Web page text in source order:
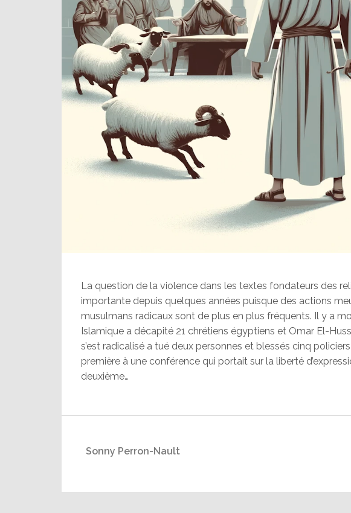
La question de la violence dans les textes fondateurs des
importante depuis quelques années puisque des actions
musulmans radicaux sont de plus en plus fréquents. Il y a
Islamique a décapité 21 chrétiens égyptiens et Omar El-
s’est radicalisé a tué deux personnes et blessés cinq
première à une conférence qui portait sur la liberté
deuxième…
Sonny Perron-Nault